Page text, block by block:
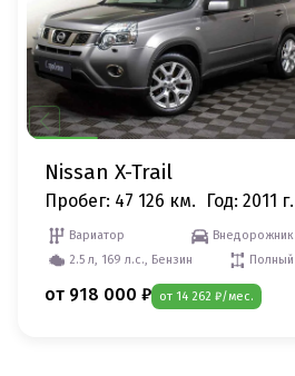
Nissan X-Trail
Пробег: 47 126 км. Год: 2011 г.
Вариатор
Внедорожник
2.5 л, 169 л.с., Бензин
Полный
от 918 000 ₽ от 14 262 ₽/мес.